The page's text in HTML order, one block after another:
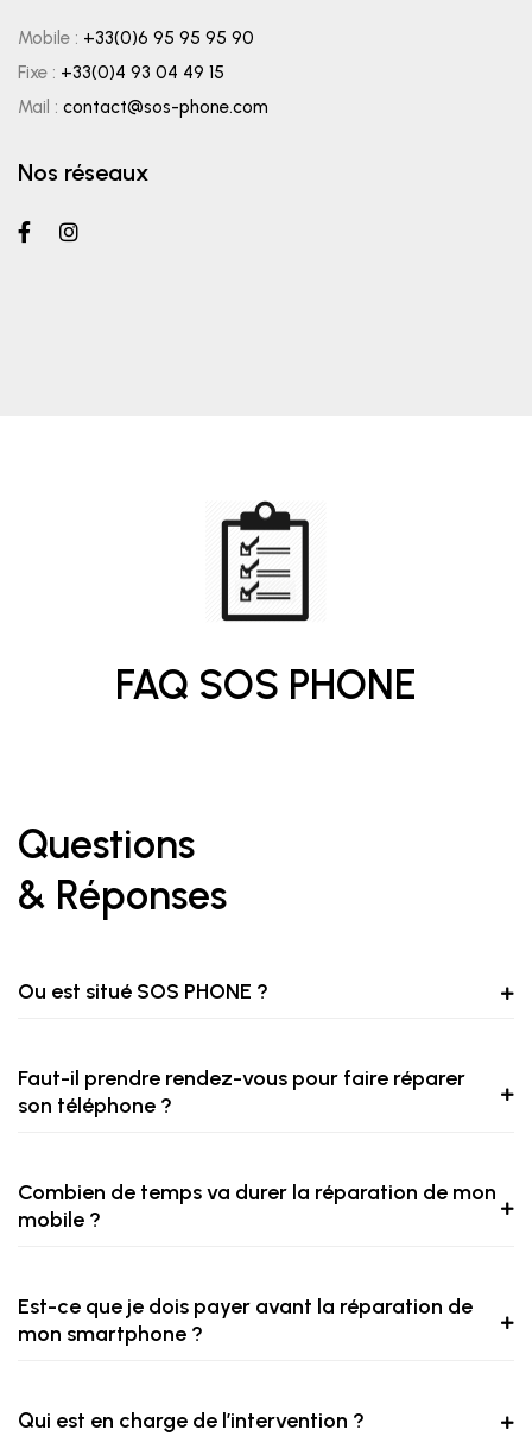
Mobile : +33(0)6 95 95 95 90
Fixe : +33(0)4 93 04 49 15
Mail : contact@sos-phone.com
Nos réseaux
FAQ SOS PHONE
Questions
& Réponses
Ou est situé SOS PHONE ?
Faut-il prendre rendez-vous pour faire réparer
son téléphone ?
Combien de temps va durer la réparation de mon
mobile ?
Est-ce que je dois payer avant la réparation de
mon smartphone ?
Qui est en charge de l’intervention ?